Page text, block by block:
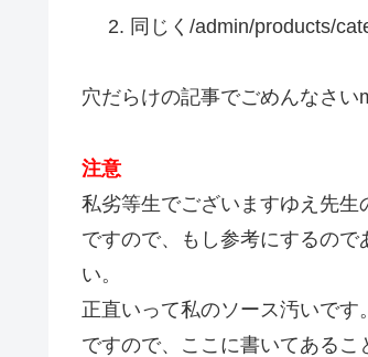
同じく/admin/products/
穴だらけの記事でごめんなさい
注意
私劣等生でございますゆえ先生
ですので、もし参考にするの
い。
正直いって私のソース汚いです
ですので、ここに書いてある